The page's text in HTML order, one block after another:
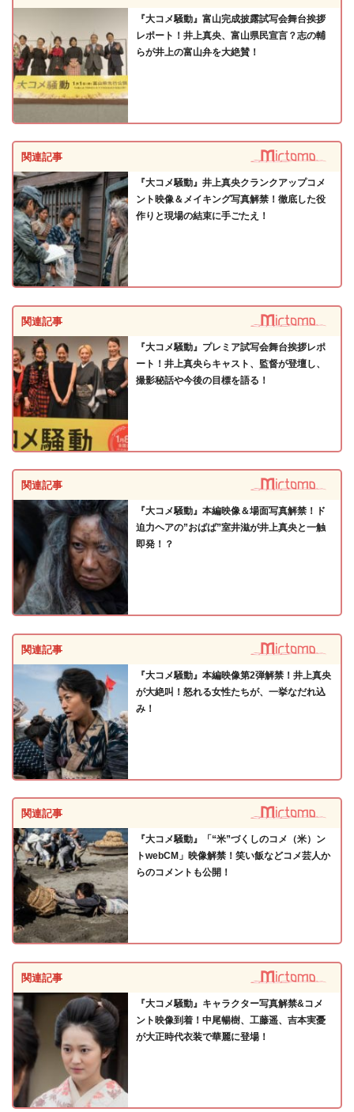
『大コメ騒動』富山完成披露試写会舞台挨拶
レポート！井上真央、富山県民宣言？志の輔
らが井上の富山弁を大絶賛！
関連記事
『大コメ騒動』井上真央クランクアップコメ
ント映像＆メイキング写真解禁！徹底した役
作りと現場の結束に手ごたえ！
関連記事
『大コメ騒動』プレミア試写会舞台挨拶レポ
ート！井上真央らキャスト、監督が登壇し、
撮影秘話や今後の目標を語る！
関連記事
『大コメ騒動』本編映像＆場面写真解禁！ド
迫力ヘアの”おばば”室井滋が井上真央と一触
即発！？
関連記事
『大コメ騒動』本編映像第2弾解禁！井上真央
が大絶叫！怒れる女性たちが、一挙なだれ込
み！
関連記事
『大コメ騒動』「“米”づくしのコメ（米）ン
トwebCM」映像解禁！笑い飯などコメ芸人か
らのコメントも公開！
関連記事
『大コメ騒動』キャラクター写真解禁&コメ
ント映像到着！中尾暢樹、工藤遥、吉本実憂
が大正時代衣装で華麗に登場！